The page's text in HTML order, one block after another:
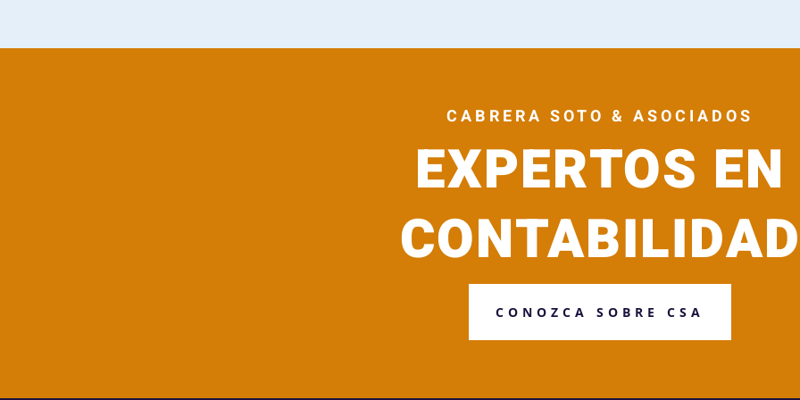
CABRERA SOTO & ASOCIADOS
EXPERTOS EN
CONTABILIDAD
CONOZCA SOBRE CSA